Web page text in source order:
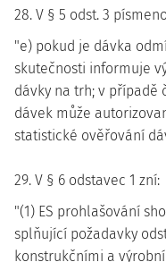
28. V § 5 odst. 3
"e) pokud je dávka
skutečnosti informuje
dávky na trh; v případě
dávek může
statistické ověřování
29. V § 6 odstavec 1 zní:
"(1) ES prohlašování
splňující požadavky
konstrukčními a